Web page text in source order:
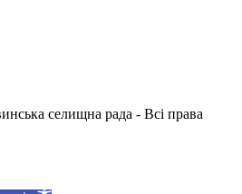
селищна рада - Всі права